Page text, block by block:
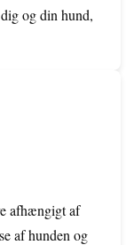
og din hund,
afhængigt af
af hunden og